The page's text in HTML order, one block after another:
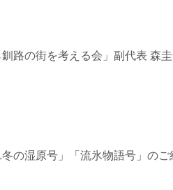
の街を考える会」副代表 森
の湿原号」「流氷物語号」のご